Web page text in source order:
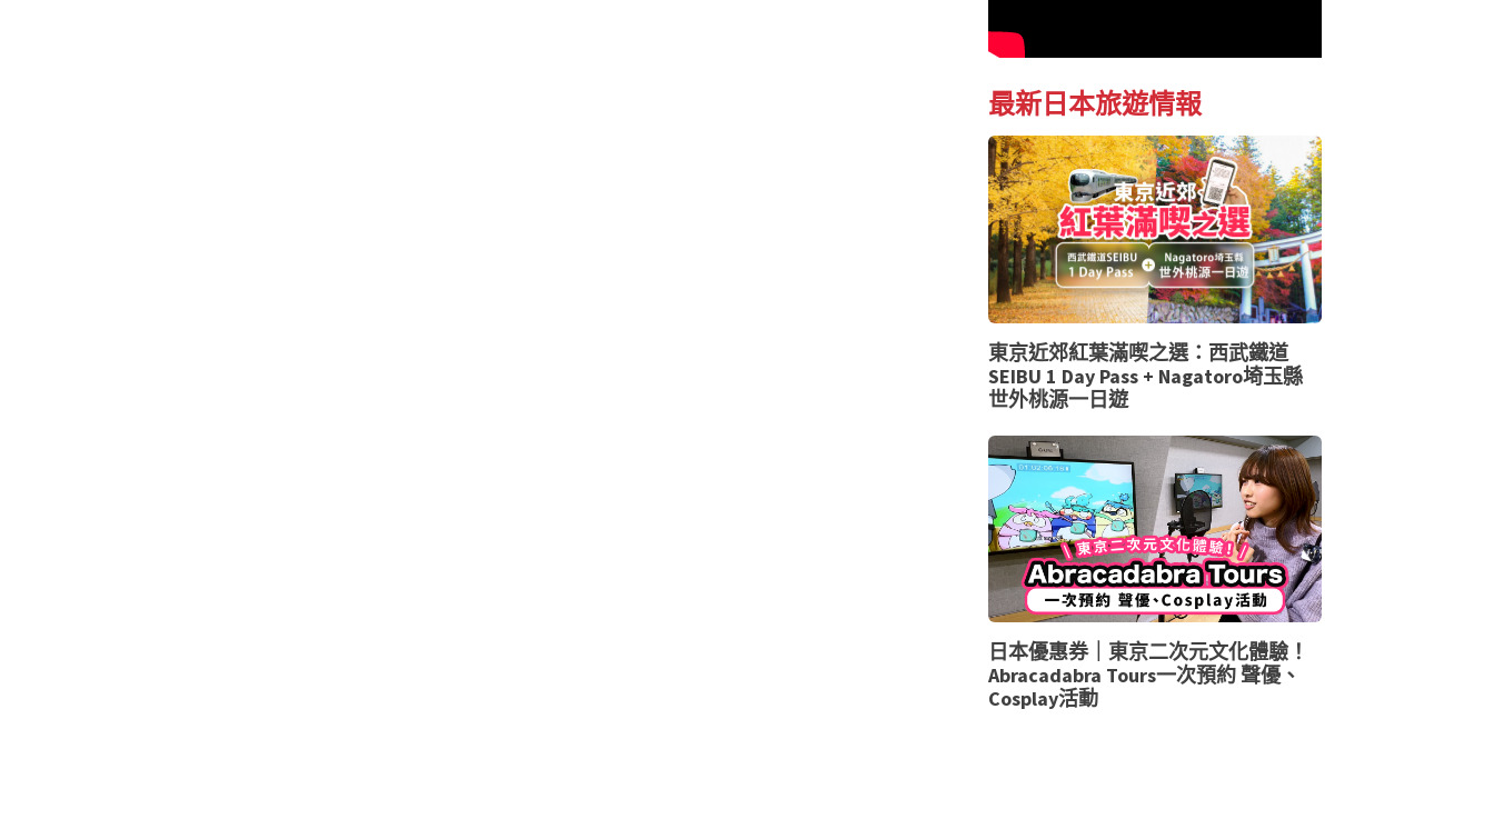
最新日本旅遊情報
東京近郊紅葉滿喫之選：西武鐵道
SEIBU 1 Day Pass + Nagatoro埼玉縣
世外桃源一日遊
日本優惠券｜東京二次元文化體驗！
Abracadabra Tours一次預約 聲優、
Cosplay活動